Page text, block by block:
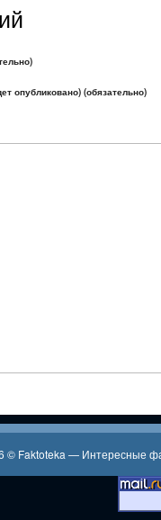
опубликовано) (обязательно)
© Faktoteka — Интересные